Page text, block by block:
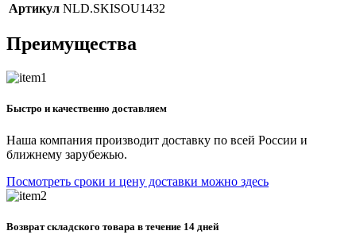
Артикул NLD.SKISOU1432
Преимущества
Быстро и качественно доставляем
Наша компания производит доставку по всей России и
ближнему зарубежью.
Посмотреть сроки и цену доставки можно здесь
Возврат складского товара в течение 14 дней